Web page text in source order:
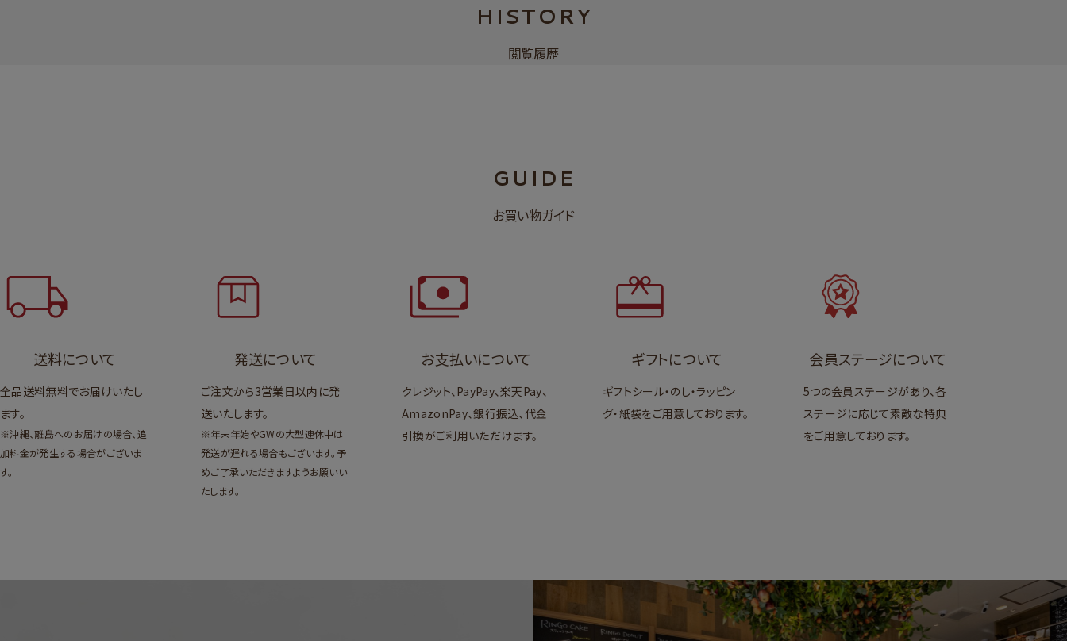
HISTORY
閲覧履歴
GUIDE
お買い物ガイド
送料について
全品送料無料でお届けいたし
ます。
※沖縄、離島へのお届けの場合、追
加料金が発生する場合がございま
す。
発送について
ご注文から3営業日以内に発
送いたします。
※年末年始やGWの大型連休中は
発送が遅れる場合もございます。予
めご了承いただきますようお願いい
たします。
お支払いについて
クレジット、PayPay、楽天Pay、
AmazonPay、銀行振込、代金
引換がご利用いただけます。
ギフトについて
ギフトシール・のし・ラッピン
グ・紙袋をご用意しております。
会員ステージについて
5つの会員ステージがあり、各
ステージに応じて素敵な特典
をご用意しております。